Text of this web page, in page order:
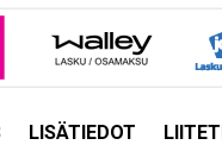
LISÄTIEDOT